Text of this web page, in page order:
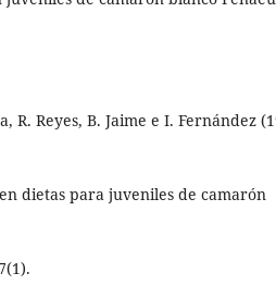
R. Reyes, B. Jaime e I. Fernández
dietas para juveniles de camarón